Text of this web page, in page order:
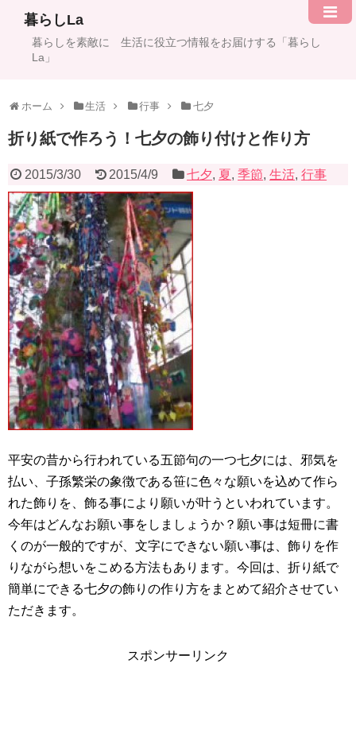
暮らしLa
暮らしを素敵に 生活に役立つ情報をお届けする「暮らし
La」
ホーム 生活 行事 七夕
折り紙で作ろう！七夕の飾り付けと作り方
2015/3/30 2015/4/9 七夕, 夏,季節,生活,行事
平安の昔から行われている五節句の一つ七夕には、邪気を
払い、子孫繁栄の象徴である笹に色々な願いを込めて作ら
れた飾りを、飾る事により願いが叶うといわれています。
今年はどんなお願い事をしましょうか？願い事は短冊に書
くのが一般的ですが、文字にできない願い事は、飾りを作
りながら想いをこめる方法もあります。今回は、折り紙で
簡単にできる七夕の飾りの作り方をまとめて紹介させてい
ただきます。
スポンサーリンク